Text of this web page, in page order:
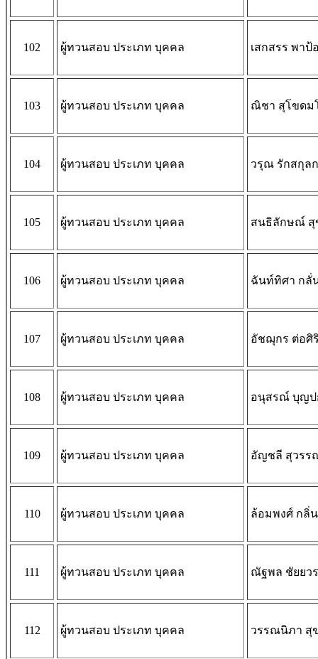
102 ผู้ทวนสอบ ประเภท บุคคล เสกสรร พาป้
103 ผู้ทวนสอบ ประเภท บุคคล ณิชา สุโขดม
104 ผู้ทวนสอบ ประเภท บุคคล วรุณ รักสกุล
105 ผู้ทวนสอบ ประเภท บุคคล สนธิลักษณ์ สุ
106 ผู้ทวนสอบ ประเภท บุคคล ฉันท์ทิศา กลั่
107 ผู้ทวนสอบ ประเภท บุคคล อัชฌุกร ต่อศิ
108 ผู้ทวนสอบ ประเภท บุคคล อนุสรณ์ บุญป
109 ผู้ทวนสอบ ประเภท บุคคล อัญชลี สุวร
110 ผู้ทวนสอบ ประเภท บุคคล ล้อมพงศ์ กลิ่
111 ผู้ทวนสอบ ประเภท บุคคล ณัฐพล ชัยยว
112 ผู้ทวนสอบ ประเภท บุคคล วรรณนิภา สุ